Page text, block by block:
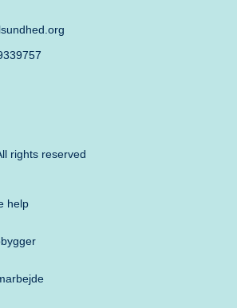
rights reserved
help